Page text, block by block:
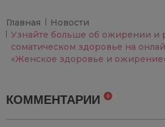
Главная
Новости
Узнайте больше об ожирении и
соматическом здоровье на
«Женское здоровье и
КОММЕНТАРИИ 0